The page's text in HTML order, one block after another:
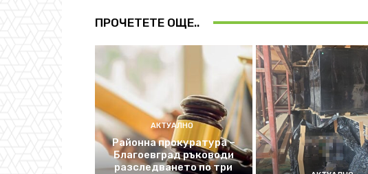
ПРОЧЕТЕТЕ ОЩЕ..
АКТУАЛНО
Районна прокуратура –
Благоевград ръководи
разследването по три